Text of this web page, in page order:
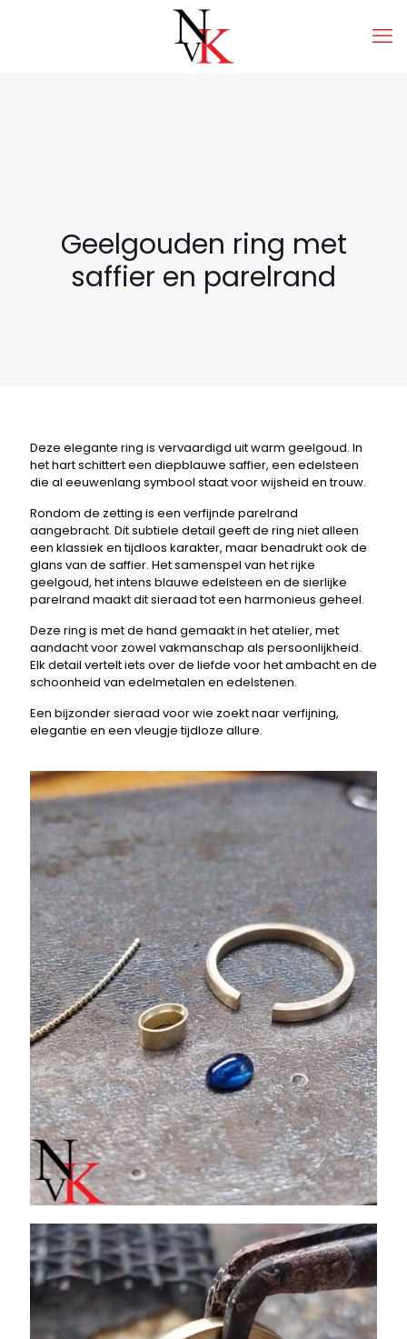
Geelgouden ring met
saffier en parelrand
Deze elegante ring is vervaardigd uit warm geelgoud. In
het hart schittert een diepblauwe saffier, een edelsteen
die al eeuwenlang symbool staat voor wijsheid en trouw.
Rondom de zetting is een verfijnde parelrand
aangebracht. Dit subtiele detail geeft de ring niet alleen
een klassiek en tijdloos karakter, maar benadrukt ook de
glans van de saffier. Het samenspel van het rijke
geelgoud, het intens blauwe edelsteen en de sierlijke
parelrand maakt dit sieraad tot een harmonieus geheel.
Deze ring is met de hand gemaakt in het atelier, met
aandacht voor zowel vakmanschap als persoonlijkheid.
Elk detail vertelt iets over de liefde voor het ambacht en de
schoonheid van edelmetalen en edelstenen.
Een bijzonder sieraad voor wie zoekt naar verfijning,
elegantie en een vleugje tijdloze allure.